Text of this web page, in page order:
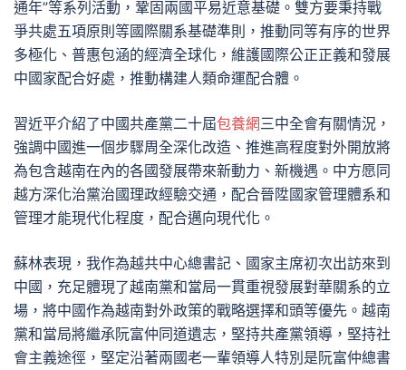
通年”等系列活動，鞏固兩國平易近意基礎。雙方要秉持戰
爭共處五項原則等國際關系基礎準則，推動同等有序的世界
多極化、普惠包涵的經濟全球化，維護國際公正正義和發展
中國家配合好處，推動構建人類命運配合體。
習近平介紹了中國共產黨二十屆包養網三中全會有關情況，
強調中國進一個步驟周全深化改造、推進高程度對外開放將
為包含越南在內的各國發展帶來新動力、新機遇。中方愿同
越方深化治黨治國理政經驗交通，配合晉陞國家管理體系和
管理才能現代化程度，配合邁向現代化。
蘇林表現，我作為越共中心總書記、國家主席初次出訪來到
中國，充足體現了越南黨和當局一貫重視發展對華關系的立
場，將中國作為越南對外政策的戰略選擇和頭等優先。越南
黨和當局將繼承阮富仲同道遺志，堅持共產黨領導，堅持社
會主義途徑，堅定沿著兩國老一輩領導人特別是阮富仲總書